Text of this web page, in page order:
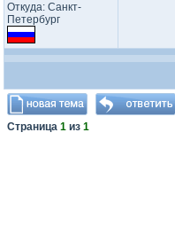
Откуда: Санкт-
Петербург
Страница 1 из 1